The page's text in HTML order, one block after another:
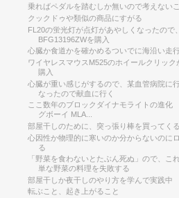
乗ればペダルを踏むしか無いので考えない
クックドゥや類似の商品にすがる
FL20の蛍光灯が点灯があやしくなったので
BFG13196ZWを購入
心臓か食道かを確かめるついでに海沿い走
ワイヤレスマウスM525のホイールクリッ
購入
心臓が重い感じがするので、某血管病院に
なったので献血に行く
ここ数年のブロックダイナモライトの進化
グボーイ MLA...
部屋干しのために、突っ張り棒を買ってくる
心因性か物理的に寒いのか分からないのに
る
「野菜を食わないとたぶん死ぬ」ので、こ
単な野菜の料理を失敗する
部屋干しか夜干しのやり方を学んで実践中
転ぶこと、起き上がること